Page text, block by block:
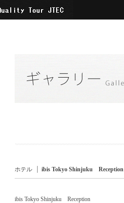
ホテル ibis Tokyo Shinjuku Reception
ibis Tokyo Shinjuku Reception